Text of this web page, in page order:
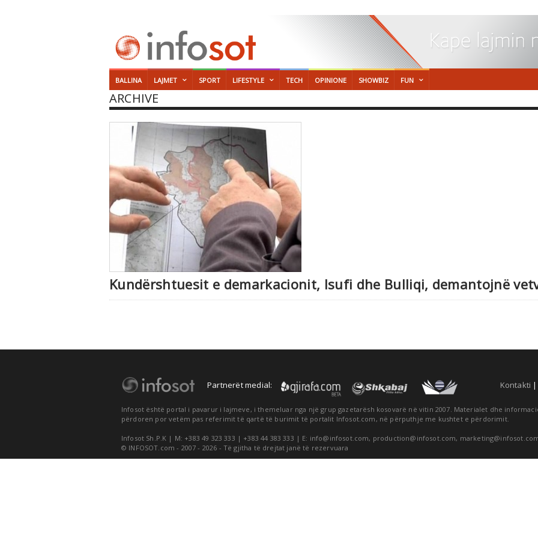
BALLINA LAJMET SPORT LIFESTYLE TECH OPINIONE SHOWBIZ FUN
ARCHIVE
Kundërshtuesit e demarkacionit, Isufi dhe Bulliqi, demantojnë
Partnerët medial: Kontakti
Infosot është portal i pavarur i lajmeve, i themeluar nga një grup gazetarësh kosovarë në vitin 2007. Materialet dhe
përdoren por vetëm pas referimit të qartë të burimit të portalit Infosot.com, në përputhje me kushtet e përdorimit.
Infosot Sh.P.K | M: +383 49 323 333 | +383 44 383 333 | E: info@infosot.com, production@infosot.com,
© INFOSOT.com - 2007 - 2026 - Të gjitha të drejtat janë të rezervuara